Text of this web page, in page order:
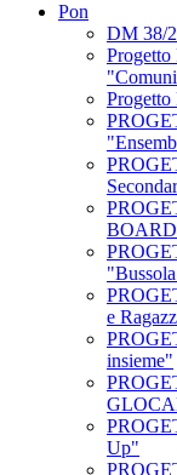
Pon
DM 38/
BOARD
e
insieme"
Up"